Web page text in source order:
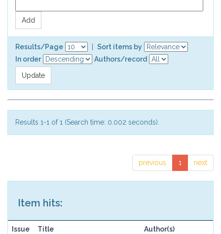
Results/Page
Sort items by
In order
Authors/record
Results 1-1 of 1 (Search time: 0.002 seconds).
previous 1 next
Item hits:
Issue Title Author(s)